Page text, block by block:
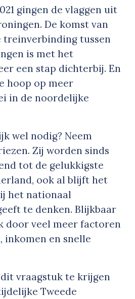
gingen de vlaggen uit
De komst van
treinverbinding tussen
is met het
een stap dichterbij. En
hoop op meer
in de noordelijke
wel nodig? Neem
Zij worden sinds
tot de gelukkigste
ook al blijft het
het nationaal
te denken. Blijkbaar
door veel meer factoren
inkomen en snelle
vraagstuk te krijgen
Tweede